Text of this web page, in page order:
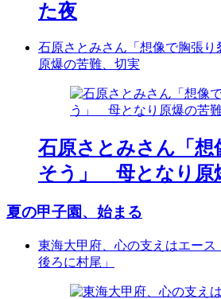
た夜
石原さとみさん「想像で胸張
原爆の苦難、切実
石原さとみさん「想
そう」 母となり原
夏の甲子園、始まる
東海大甲府、心の支えはエー
後ろに村尾」